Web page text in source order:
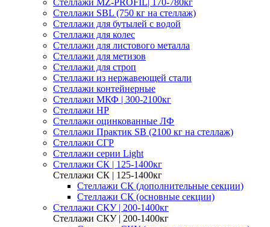
Стеллажи MZ-PROFIL| 170-780кг
Стеллажи SBL (750 кг на стеллаж)
Стеллажи для бутылей с водой
Стеллажи для колес
Стеллажи для листового металла
Стеллажи для метизов
Стеллажи для строп
Стеллажи из нержавеющей стали
Стеллажи контейнерные
Стеллажи МКФ | 300-2100кг
Стеллажи НР
Стеллажи оцинкованные ЛФ
Стеллажи Практик SB (2100 кг на стеллаж)
Стеллажи СГР
Стеллажи серии Light
Стеллажи СК | 125-1400кг
Стеллажи СК | 125-1400кг
Стеллажи СК (дополнительные секции)
Стеллажи СК (основные секции)
Стеллажи СКУ | 200-1400кг
Стеллажи СКУ | 200-1400кг